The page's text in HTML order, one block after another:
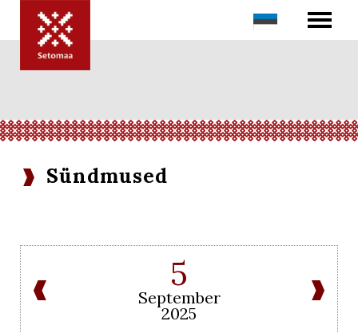
Sündmused
5
September
2025